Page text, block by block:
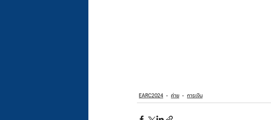
EARC2024 ค่าย การเงิน